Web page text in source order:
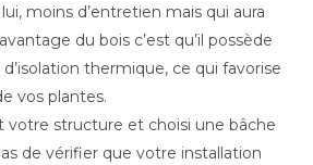
moins d’entretien mais qui aura
du bois c’est qu’il possède
thermique, ce qui favorise
vos plantes.
votre structure et choisi une bâche
de vérifier que votre installation